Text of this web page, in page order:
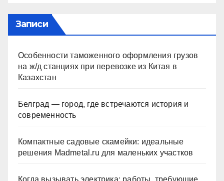
Записи
Особенности таможенного оформления грузов
на ж/д станциях при перевозке из Китая в
Казахстан
Белград — город, где встречаются история и
современность
Компактные садовые скамейки: идеальные
решения Madmetal.ru для маленьких участков